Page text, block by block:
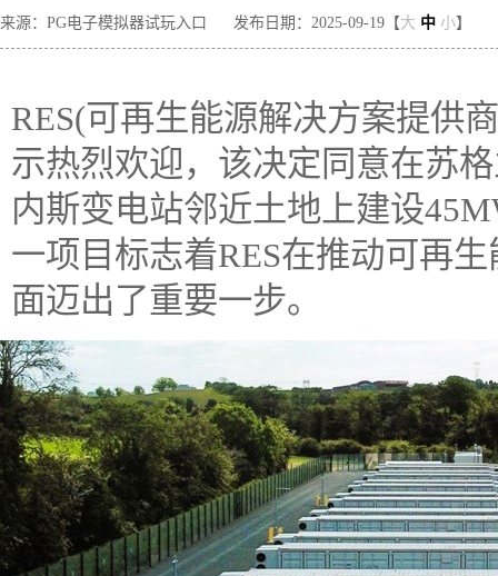
来源：PG电子模拟器试玩入口 发布日期：2025-09-19【大 中 小】
RES(可再生能源解决方案提供
示热烈欢迎，该决定同意在苏
内斯变电站邻近土地上建设
一项目标志着RES在推动可再
面迈出了重要一步。